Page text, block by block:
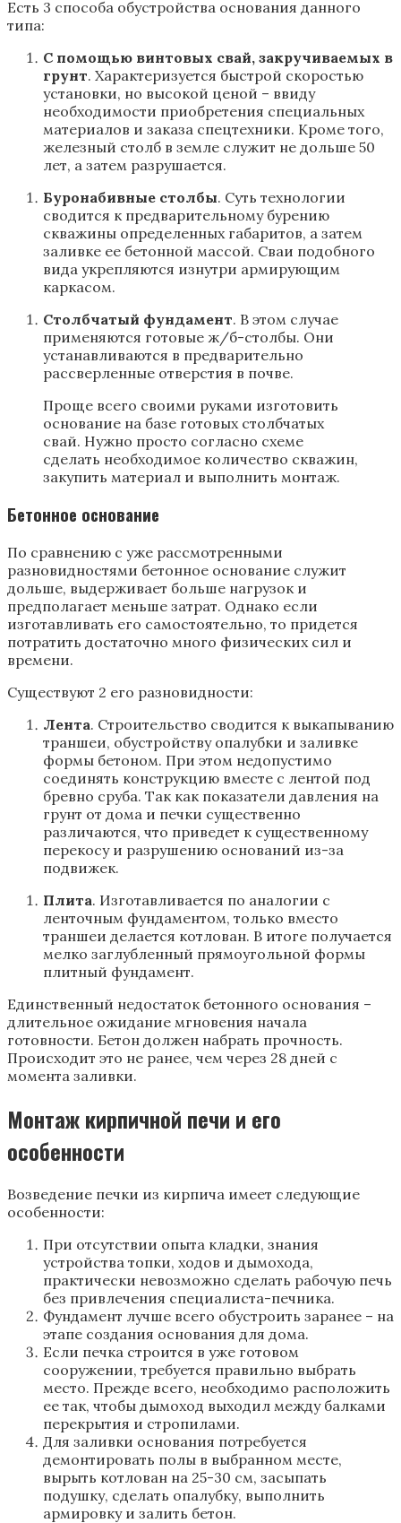
Есть 3 способа обустройства основания данного
типа:
С помощью винтовых свай, закручиваемых в
грунт. Характеризуется быстрой скоростью
установки, но высокой ценой – ввиду
необходимости приобретения специальных
материалов и заказа спецтехники. Кроме того,
железный столб в земле служит не дольше 50
лет, а затем разрушается.
Буронабивные столбы. Суть технологии
сводится к предварительному бурению
скважины определенных габаритов, а затем
заливке ее бетонной массой. Сваи подобного
вида укрепляются изнутри армирующим
каркасом.
Столбчатый фундамент. В этом случае
применяются готовые ж/б-столбы. Они
устанавливаются в предварительно
рассверленные отверстия в почве.
Проще всего своими руками изготовить
основание на базе готовых столбчатых
свай. Нужно просто согласно схеме
сделать необходимое количество скважин,
закупить материал и выполнить монтаж.
Бетонное основание
По сравнению с уже рассмотренными
разновидностями бетонное основание служит
дольше, выдерживает больше нагрузок и
предполагает меньше затрат. Однако если
изготавливать его самостоятельно, то придется
потратить достаточно много физических сил и
времени.
Существуют 2 его разновидности:
Лента. Строительство сводится к выкапыванию
траншеи, обустройству опалубки и заливке
формы бетоном. При этом недопустимо
соединять конструкцию вместе с лентой под
бревно сруба. Так как показатели давления на
грунт от дома и печки существенно
различаются, что приведет к существенному
перекосу и разрушению оснований из-за
подвижек.
Плита. Изготавливается по аналогии с
ленточным фундаментом, только вместо
траншеи делается котлован. В итоге получается
мелко заглубленный прямоугольной формы
плитный фундамент.
Единственный недостаток бетонного основания –
длительное ожидание мгновения начала
готовности. Бетон должен набрать прочность.
Происходит это не ранее, чем через 28 дней с
момента заливки.
Монтаж кирпичной печи и его
особенности
Возведение печки из кирпича имеет следующие
особенности:
При отсутствии опыта кладки, знания
устройства топки, ходов и дымохода,
практически невозможно сделать рабочую печь
без привлечения специалиста-печника.
Фундамент лучше всего обустроить заранее – на
этапе создания основания для дома.
Если печка строится в уже готовом
сооружении, требуется правильно выбрать
место. Прежде всего, необходимо расположить
ее так, чтобы дымоход выходил между балками
перекрытия и стропилами.
Для заливки основания потребуется
демонтировать полы в выбранном месте,
вырыть котлован на 25-30 см, засыпать
подушку, сделать опалубку, выполнить
армировку и залить бетон.